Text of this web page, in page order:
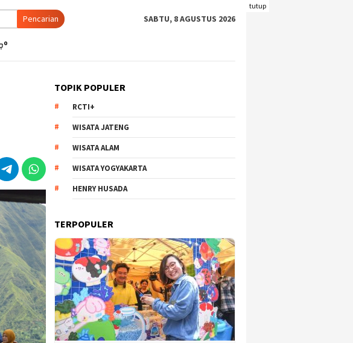
tutup
Pencarian SABTU, 8 AGUSTUS 2026
0
TOPIK POPULER
RCTI+
WISATA JATENG
WISATA ALAM
WISATA YOGYAKARTA
HENRY HUSADA
TERPOPULER